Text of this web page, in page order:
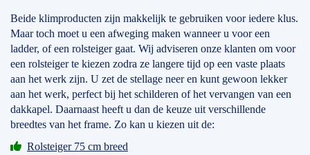
Beide klimproducten zijn makkelijk te gebruiken voor iedere klus.
Maar toch moet u een afweging maken wanneer u voor een
ladder, of een rolsteiger gaat. Wij adviseren onze klanten om voor
een rolsteiger te kiezen zodra ze langere tijd op een vaste plaats
aan het werk zijn. U zet de stellage neer en kunt gewoon lekker
aan het werk, perfect bij het schilderen of het vervangen van een
dakkapel. Daarnaast heeft u dan de keuze uit verschillende
breedtes van het frame. Zo kan u kiezen uit de:
Rolsteiger 75 cm breed